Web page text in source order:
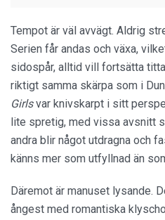
Tempot är väl avvägt. Aldrig
Serien får andas och växa,
sidospår, alltid vill fortsätta
riktigt samma skärpa som i
Girlsvar knivskarpt i sitt
lite spretig, med vissa avsnitt
andra blir något utdragna och
känns mer som utfyllnad än
Däremot är manuset lysande.
ångest med romantiska